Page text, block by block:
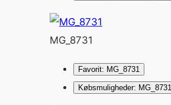
MG_8731
Favorit: MG_8731
Købsmuligheder: MG_8731